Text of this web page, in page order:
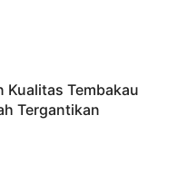
Kualitas Tembakau
Tergantikan